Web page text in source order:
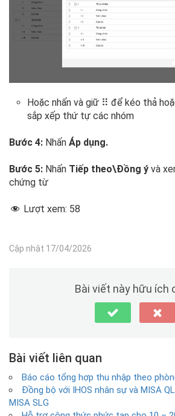
Hoặc nhấn và giữ ⠿ để kéo thả
sắp xếp thứ tự các nhóm
Bước 4: Nhấn Áp dụng.
Bước 5: Nhấn Tiếp theo\Đồng ý và
chứng từ
Lượt xem: 58
Cập nhật 17/04/2026
Bài viết này hữu ích
Bài viết liên quan
Báo cáo tổng hợp thu nhập theo
Đồng bộ với IHOS nhân sự và MISA
MISA SLG